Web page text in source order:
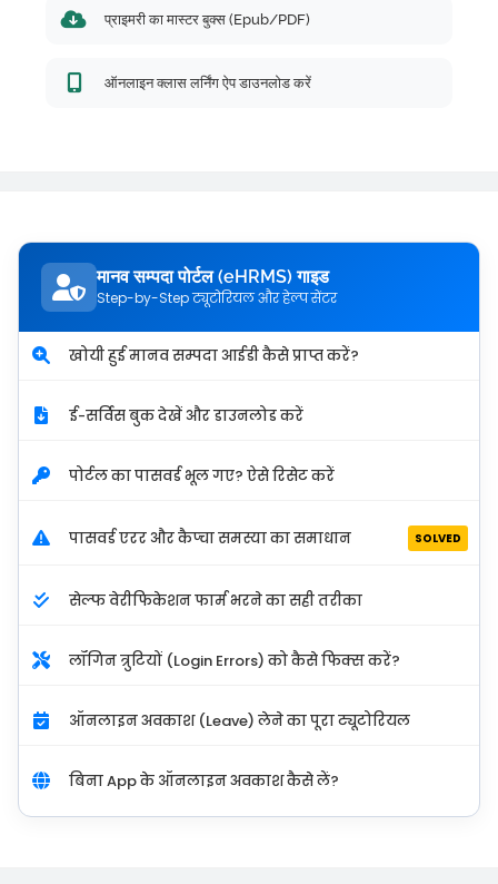
प्राइमरी का मास्टर बुक्स (Epub/PDF)
ऑनलाइन क्लास लर्निंग ऐप डाउनलोड करें
मानव सम्पदा पोर्टल (eHRMS) गाइड
Step-by-Step ट्यूटोरियल और हेल्प सेंटर
खोयी हुई मानव सम्पदा आईडी कैसे प्राप्त करें?
ई-सर्विस बुक देखें और डाउनलोड करें
पोर्टल का पासवर्ड भूल गए? ऐसे रिसेट करें
पासवर्ड एरर और कैप्चा समस्या का समाधान SOLVED
सेल्फ वेरीफिकेशन फार्म भरने का सही तरीका
लॉगिन त्रुटियों (Login Errors) को कैसे फिक्स करें?
ऑनलाइन अवकाश (Leave) लेने का पूरा ट्यूटोरियल
बिना App के ऑनलाइन अवकाश कैसे लें?